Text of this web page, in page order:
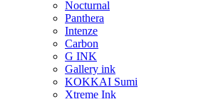
Nocturnal
Panthera
Intenze
Carbon
G INK
Gallery ink
KOKKAI Sumi
Xtreme Ink